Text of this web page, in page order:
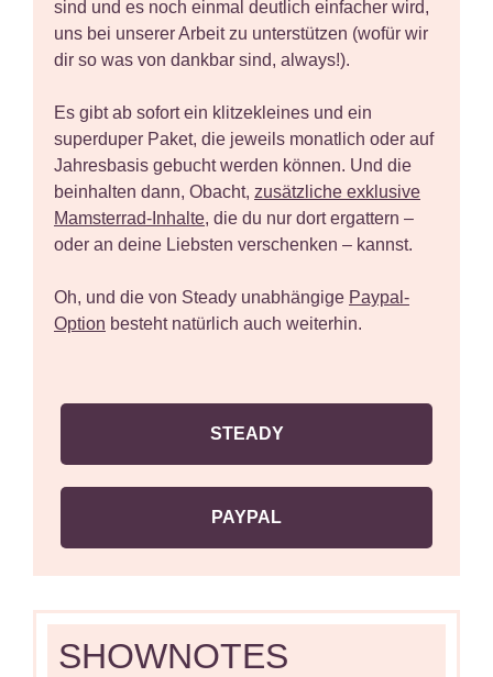
sind und es noch einmal deutlich einfacher wird,
uns bei unserer Arbeit zu unterstützen (wofür wir
dir so was von dankbar sind, always!).
Es gibt ab sofort ein klitzekleines und ein
superduper Paket, die jeweils monatlich oder auf
Jahresbasis gebucht werden können. Und die
beinhalten dann, Obacht, zusätzliche exklusive
Mamsterrad-Inhalte, die du nur dort ergattern –
oder an deine Liebsten verschenken – kannst.
Oh, und die von Steady unabhängige Paypal-
Option besteht natürlich auch weiterhin.
STEADY
PAYPAL
SHOWNOTES